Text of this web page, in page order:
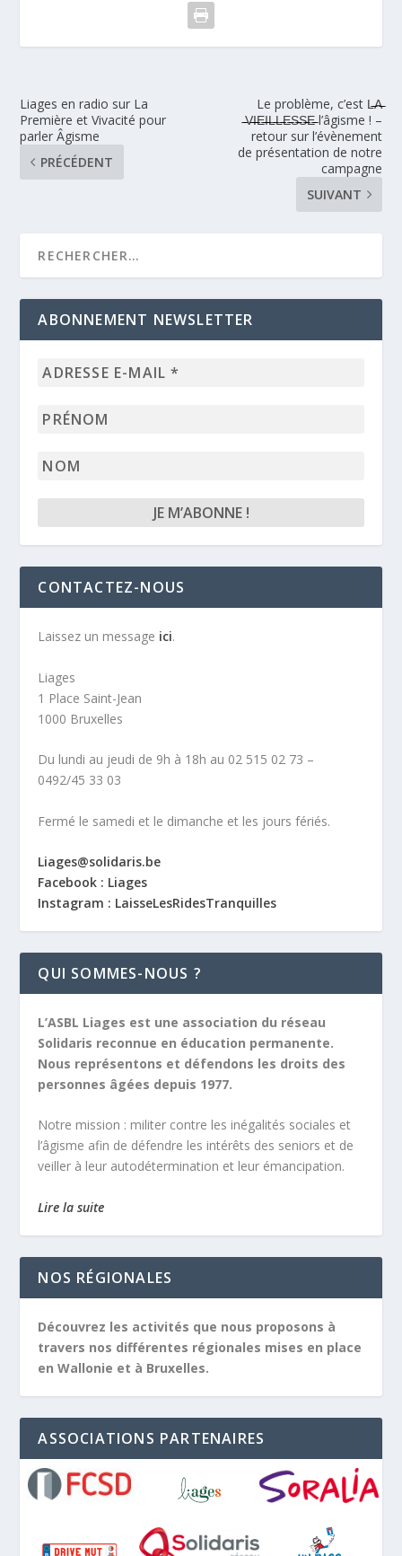
Liages en radio sur La
Première et Vivacité pour
parler Âgisme
PRÉCÉDENT
Le problème, c’est L̵̶̵A̵̶̵
̵̶̵V̵̶̵I̵̶̵E̵̶̵I̵̶̵L̵̶̵L̵̶̵E̵̶̵S̵̶̵S̵̶̵E̵̶̵ l’âgisme ! –
retour sur l’évènement
de présentation de notre
campagne
SUIVANT
ABONNEMENT NEWSLETTER
Adresse
*
Prénom
Nom
CONTACTEZ-NOUS
Laissez un message ici.
Liages
1 Place Saint-Jean
1000 Bruxelles
Du lundi au jeudi de 9h à 18h au 02 515 02 73 –
0492/45 33 03
Fermé le samedi et le dimanche et les jours fériés.
Liages@solidaris.be
Facebook : Liages
Instagram : LaisseLesRidesTranquilles
QUI SOMMES-NOUS ?
L’ASBL Liages est une association du réseau
Solidaris reconnue en éducation permanente.
Nous représentons et défendons les droits des
personnes âgées depuis 1977.
Notre mission : militer contre les inégalités sociales et
l’âgisme afin de défendre les intérêts des seniors et de
veiller à leur autodétermination et leur émancipation.
Lire la suite
NOS RÉGIONALES
Découvrez les activités que nous proposons à
travers nos différentes régionales mises en place
en Wallonie et à Bruxelles.
ASSOCIATIONS PARTENAIRES